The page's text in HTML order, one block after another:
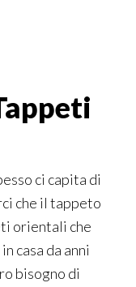
ci capita di
che il tappeto
orientali che
casa da anni
bisogno di